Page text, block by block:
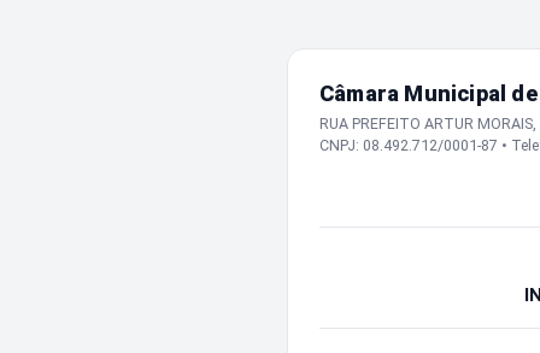
Câmara Municipal
RUA PREFEITO ARTUR
CNPJ: 08.492.712/0001-87 •